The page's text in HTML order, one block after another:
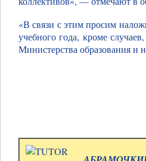
«В связи с этим просим
учебного года, кроме
Министерства образования и